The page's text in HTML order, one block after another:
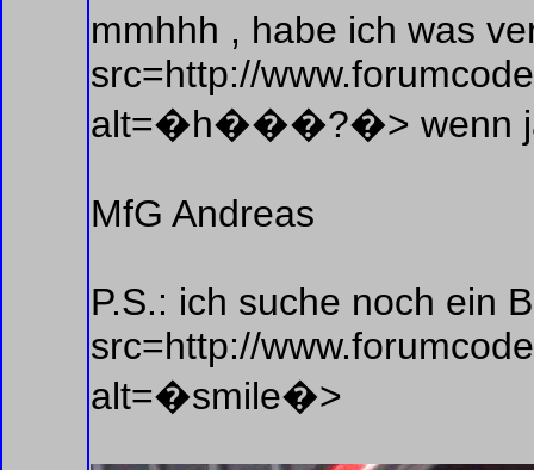
mmhhh , habe ich was
src=http://
alt=�h���?�> wenn
MfG Andreas
P.S.: ich suche noch ein
src=http://
alt=�smile�>